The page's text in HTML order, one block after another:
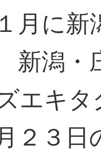
月に新
新潟
エキ
２３日